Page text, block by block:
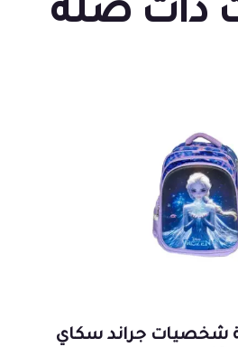
ذات صلة
شخصيات جراند سكاي